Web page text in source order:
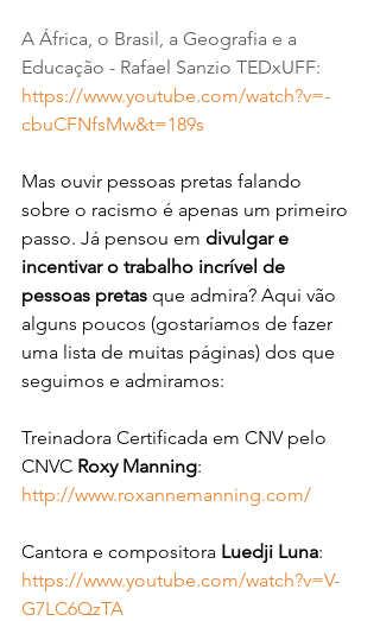
A África, o Brasil, a Geografia e a
Educação - Rafael Sanzio TEDxUFF:
https://www.youtube.com/watch?v=-
cbuCFNfsMw&t=189s
Mas ouvir pessoas pretas falando
sobre o racismo é apenas um primeiro
passo. Já pensou em divulgar e
incentivar o trabalho incrível de
pessoas pretas que admira? Aqui vão
alguns poucos (gostaríamos de fazer
uma lista de muitas páginas) dos que
seguimos e admiramos:
Treinadora Certificada em CNV pelo
CNVC Roxy Manning:
http://www.roxannemanning.com/
Cantora e compositora Luedji Luna:
https://www.youtube.com/watch?v=V-
G7LC6QzTA